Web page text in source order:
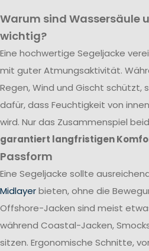
Warum sind
wichtig?
Eine hochwertige Segeljacke
mit guter Atmungsaktivität.
Regen, Wind und Gischt
dafür, dass Feuchtigkeit von
wird. Nur das Zusammenspiel
garantiert langfristigen
Passform
Eine Segeljacke sollte
Midlayerbieten, ohne die
Offshore-Jacken sind meist
während Coastal-Jacken,
sitzen. Ergonomische Schnitte,